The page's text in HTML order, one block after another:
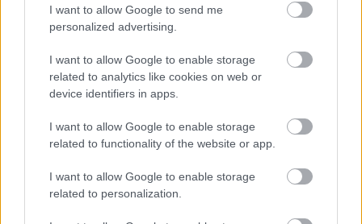
I want to allow Google to send me
personalized advertising.
I want to allow Google to enable storage
related to analytics like cookies on web or
device identifiers in apps.
I want to allow Google to enable storage
related to functionality of the website or app.
I want to allow Google to enable storage
related to personalization.